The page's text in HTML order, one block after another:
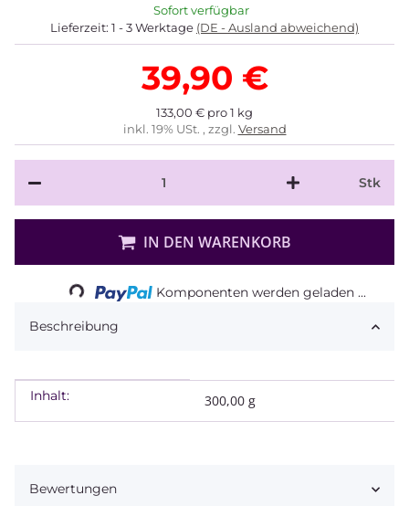
Sofort verfügbar
Lieferzeit: 1 - 3 Werktage (DE - Ausland abweichend)
39,90 €
133,00 € pro 1 kg
inkl. 19% USt. , zzgl. Versand
Stk
IN DEN WARENKORB
Loading... Komponenten werden geladen ...
Beschreibung
Produkteigenschaft
Wert
Inhalt: 300,00 g
Bewertungen